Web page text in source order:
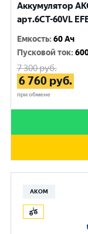
Аккумулятор
арт.6CТ-60VL
Емкость:60 Ач
Пусковой ток:
7 300руб.
6 760 руб.
при обмене
АКОМ